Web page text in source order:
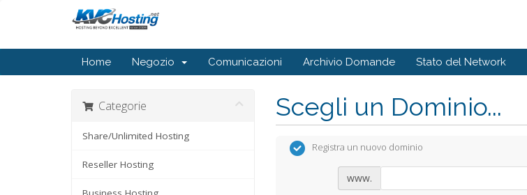
Home Negozio Comunicazioni Archivio Domande Stato del Network
Categorie
Share/Unlimited Hosting
Reseller Hosting
Scegli un Dominio...
Registra un nuovo dominio
www.